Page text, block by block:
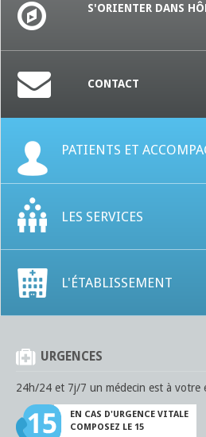
S'ORIENTER DANS
CONTACT
PATIENTS ET
LES SERVICES
L'ÉTABLISSEMENT
URGENCES
24h/24 et 7j/7 un médecin est à votre
EN CAS D'URGENCE VITALE
COMPOSEZ LE 15